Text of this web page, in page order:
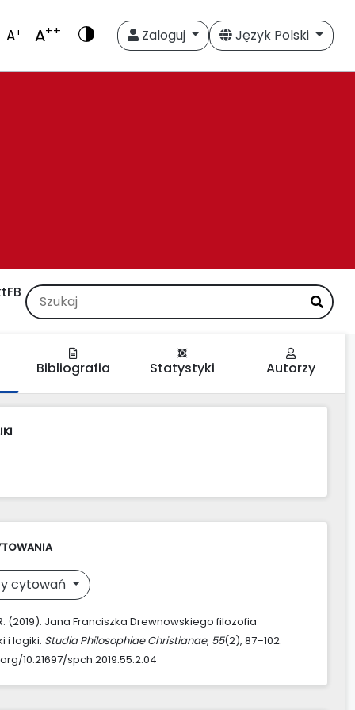
A+ A++ Zaloguj Język Polski
FB
Bibliografia Statystyki Autorzy
cytowań
(2019). Jana Franciszka Drewnowskiego filozofia
i logiki. Studia Philosophiae Christianae, 55(2), 87–102.
10.21697/spch.2019.55.2.04